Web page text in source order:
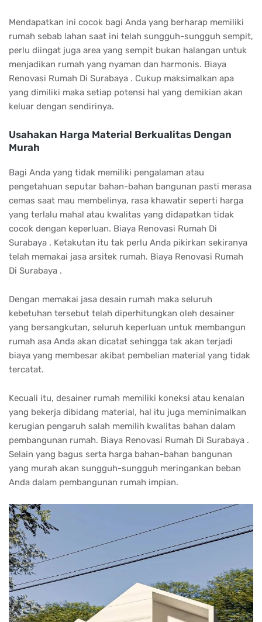
Mendapatkan ini cocok bagi Anda yang berharap memiliki
rumah sebab lahan saat ini telah sungguh-sungguh sempit,
perlu diingat juga area yang sempit bukan halangan untuk
menjadikan rumah yang nyaman dan harmonis. Biaya
Renovasi Rumah Di Surabaya . Cukup maksimalkan apa
yang dimiliki maka setiap potensi hal yang demikian akan
keluar dengan sendirinya.
Usahakan Harga Material Berkualitas Dengan
Murah
Bagi Anda yang tidak memiliki pengalaman atau
pengetahuan seputar bahan-bahan bangunan pasti merasa
cemas saat mau membelinya, rasa khawatir seperti harga
yang terlalu mahal atau kwalitas yang didapatkan tidak
cocok dengan keperluan. Biaya Renovasi Rumah Di
Surabaya . Ketakutan itu tak perlu Anda pikirkan sekiranya
telah memakai jasa arsitek rumah. Biaya Renovasi Rumah
Di Surabaya .
Dengan memakai jasa desain rumah maka seluruh
kebetuhan tersebut telah diperhitungkan oleh desainer
yang bersangkutan, seluruh keperluan untuk membangun
rumah asa Anda akan dicatat sehingga tak akan terjadi
biaya yang membesar akibat pembelian material yang tidak
tercatat.
Kecuali itu, desainer rumah memiliki koneksi atau kenalan
yang bekerja dibidang material, hal itu juga meminimalkan
kerugian pengaruh salah memilih kwalitas bahan dalam
pembangunan rumah. Biaya Renovasi Rumah Di Surabaya .
Selain yang bagus serta harga bahan-bahan bangunan
yang murah akan sungguh-sungguh meringankan beban
Anda dalam pembangunan rumah impian.